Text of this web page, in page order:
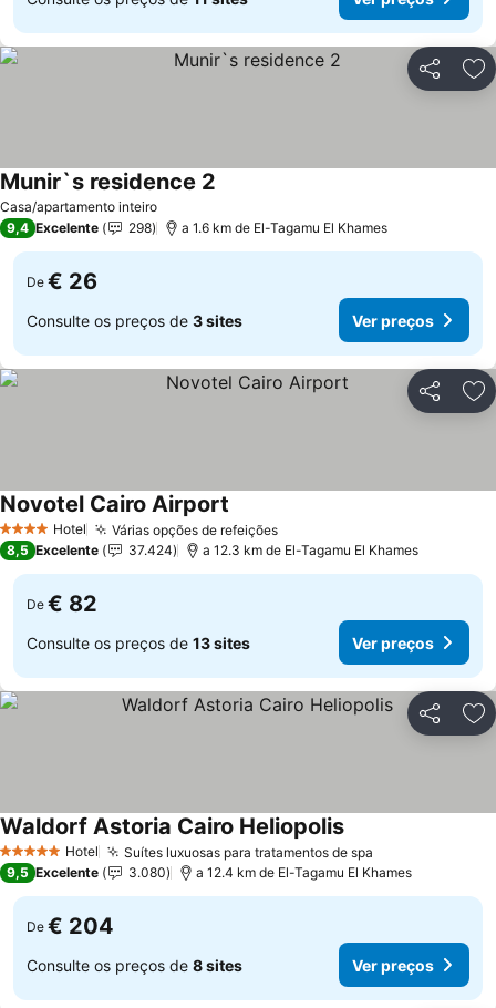
Partilhar
Casa/apartamento inteiro
Munir`s residence 2
9,4 Excelente 298 a 1.6 km de El-Tagamu El Khames
De € 26
Consulte os preços de 3 sites Ver preços
Partilhar
4 EstrelasHotel Várias opções de refeições
Novotel Cairo Airport
8,5 Excelente 37.424 a 12.3 km de El-Tagamu El Khames
De € 82
Consulte os preços de 13 sites Ver preços
Partilhar
5 Estrelas Hotel Suítes luxuosas para tratamentos de spa
Waldorf Astoria Cairo Heliopolis
9,5 Excelente 3.080 a 12.4 km de El-Tagamu El Khames
De € 204
Consulte os preços de 8 sites Ver preços